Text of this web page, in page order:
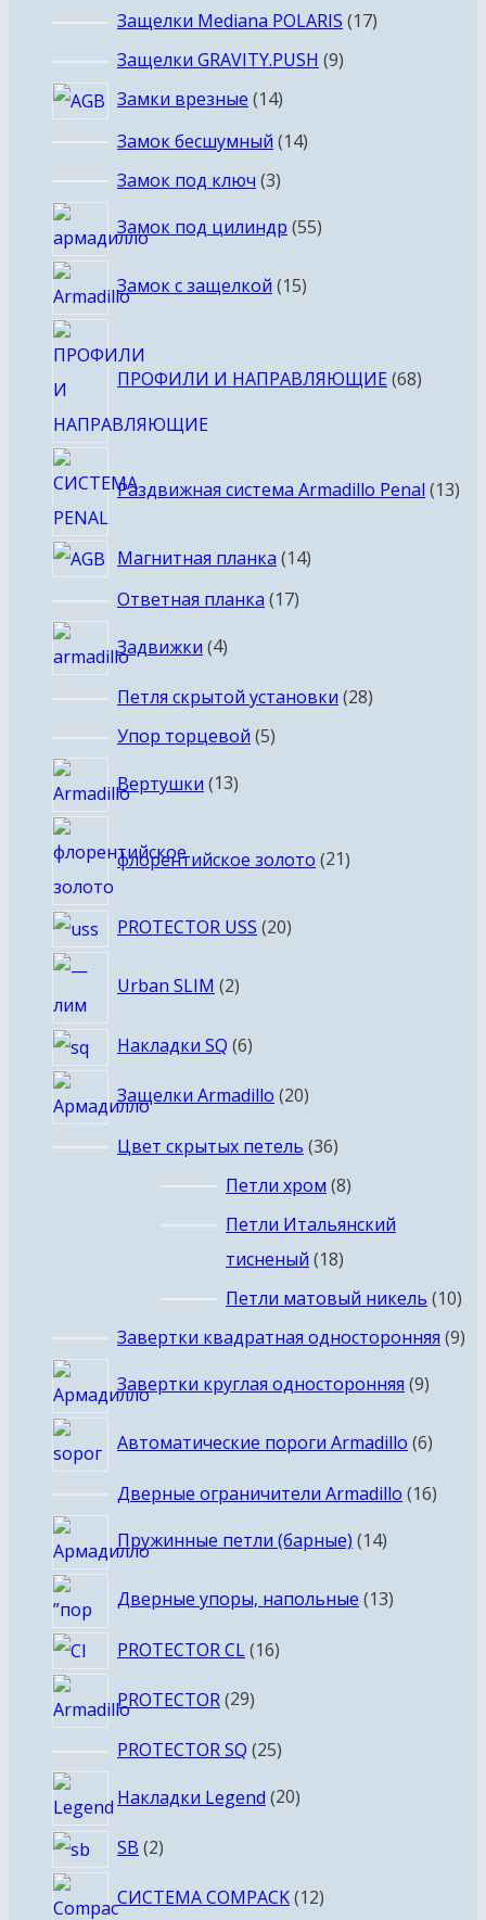
товаров
Защелки Mediana POLARIS 1717
Защелки GRAVITY.PUSH 99
Замки врезные 1414
товаров
Замок бесшумный 1414
Замок под ключ 33
Замок под цилиндр 5555
Замок с защелкой 1515
ПРОФИЛИ И НАПРАВЛЯЮЩИЕ 68
Раздвижная система Armadillo Penal 13
Магнитная планка 1414
Ответная планка 1717
Задвижки 44
Петля скрытой установки 2828
Упор торцевой 55
Вертушки 1313
флорентийское золото 21товар
PROTECTOR USS 2020
Urban SLIM 2
товара
Накладки SQ 66
Защелки Armadillo 2020
Цвет скрытых петель 3636
товаров
Петли хром 88
товаров
Петли Итальянский
тисненый 1818
товаров
Петли матовый никель 1010
Завертки квадратная односторонняя 99
Завертки круглая односторонняя 99
Автоматические пороги Armadillo 66
Дверные ограничители Armadillo 1616
Пружинные петли (барные) 1414
Дверные упоры, напольные 1313
PROTECTOR CL 1616
PROTECTOR 2929
PROTECTOR SQ 2525
товаров
Накладки Legend 2020
SB 22
СИСТЕМА COMPACK 1212